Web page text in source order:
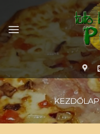
content
KEZDŐLAP